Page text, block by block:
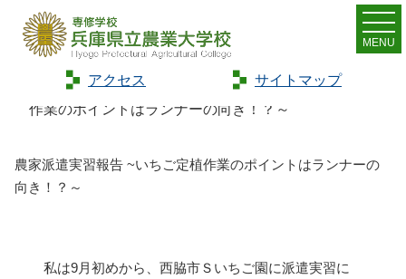
アクセス サイトマップ
MENU
Home> トピックス
農家派遣実習報告 ~いちご定植
作業のポイントはランナーの向き！？～
農家派遣実習報告 ~いちご定植作業のポイントはランナーの
向き！？～
私は9月初めから、西脇市Ｓいちご園に派遣実習に